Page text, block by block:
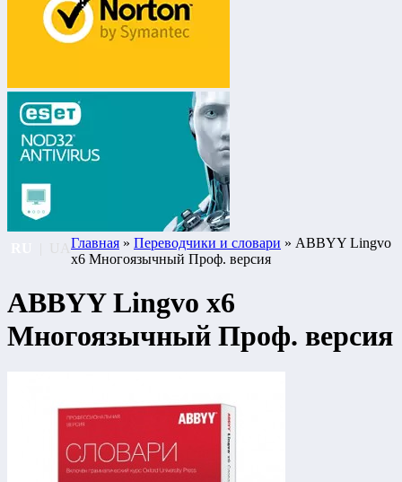
Главная » Переводчики и словари » ABBYY Lingvo
x6 Многоязычный Проф. версия
ABBYY Lingvo x6
Многоязычный Проф. версия